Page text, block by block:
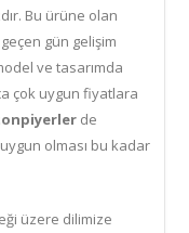
Bu ürüne olan
gün gelişim
ve tasarımda
çok uygun fiyatlara
de
olması bu kadar
üzere dilimize